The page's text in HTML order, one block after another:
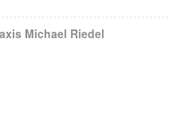
Michael Riedel